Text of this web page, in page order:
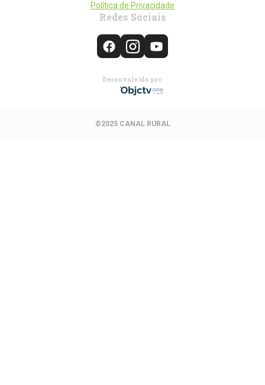
Política de Privacidade
Redes Sociais
Desenvolvido por:
©2025 CANAL RURAL